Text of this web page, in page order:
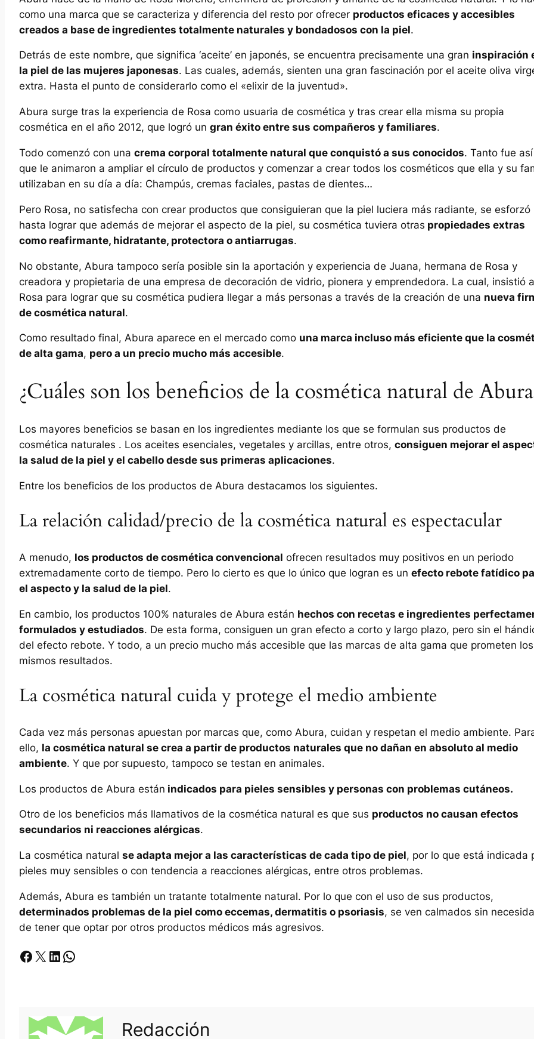
como una marca que se caracteriza y diferencia del resto por ofrecer productos eficaces y accesibles
creados a base de ingredientes totalmente naturales y bondadosos con la piel.
Detrás de este nombre, que significa ‘aceite’ en japonés, se encuentra precisamente una gran inspiración
la piel de las mujeres japonesas. Las cuales, además, sienten una gran fascinación por el aceite oliva
extra. Hasta el punto de considerarlo como el «elixir de la juventud».
Abura surge tras la experiencia de Rosa como usuaria de cosmética y tras crear ella misma su propia
cosmética en el año 2012, que logró un gran éxito entre sus compañeros y familiares.
Todo comenzó con una crema corporal totalmente natural que conquistó a sus conocidos. Tanto fue así
que le animaron a ampliar el círculo de productos y comenzar a crear todos los cosméticos que ella y su
utilizaban en su día a día: Champús, cremas faciales, pastas de dientes…
Pero Rosa, no satisfecha con crear productos que consiguieran que la piel luciera más radiante, se esforzó
hasta lograr que además de mejorar el aspecto de la piel, su cosmética tuviera otras propiedades extras
como reafirmante, hidratante, protectora o antiarrugas.
No obstante, Abura tampoco sería posible sin la aportación y experiencia de Juana, hermana de Rosa y
creadora y propietaria de una empresa de decoración de vidrio, pionera y emprendedora. La cual, insistió a
Rosa para lograr que su cosmética pudiera llegar a más personas a través de la creación de una nueva
de cosmética natural.
Como resultado final, Abura aparece en el mercado como una marca incluso más eficiente que la
de alta gama, pero a un precio mucho más accesible.
¿Cuáles son los beneficios de la cosmética natural de
Los mayores beneficios se basan en los ingredientes mediante los que se formulan sus productos de
cosmética naturales . Los aceites esenciales, vegetales y arcillas, entre otros, consiguen mejorar el
la salud de la piel y el cabello desde sus primeras aplicaciones.
Entre los beneficios de los productos de Abura destacamos los siguientes.
La relación calidad/precio de la cosmética natural es espectacular
A menudo, los productos de cosmética convencional ofrecen resultados muy positivos en un periodo
extremadamente corto de tiempo. Pero lo cierto es que lo único que logran es un efecto rebote fatídico
el aspecto y la salud de la piel.
En cambio, los productos 100% naturales de Abura están hechos con recetas e ingredientes
formulados y estudiados. De esta forma, consiguen un gran efecto a corto y largo plazo, pero sin el
del efecto rebote. Y todo, a un precio mucho más accesible que las marcas de alta gama que prometen los
mismos resultados.
La cosmética natural cuida y protege el medio ambiente
Cada vez más personas apuestan por marcas que, como Abura, cuidan y respetan el medio ambiente.
ello, la cosmética natural se crea a partir de productos naturales que no dañan en absoluto al medio
ambiente. Y que por supuesto, tampoco se testan en animales.
Los productos de Abura están indicados para pieles sensibles y personas con problemas cutáneos.
Otro de los beneficios más llamativos de la cosmética natural es que sus productos no causan efectos
secundarios ni reacciones alérgicas.
La cosmética natural se adapta mejor a las características de cada tipo de piel, por lo que está indicada
pieles muy sensibles o con tendencia a reacciones alérgicas, entre otros problemas.
Además, Abura es también un tratante totalmente natural. Por lo que con el uso de sus productos,
determinados problemas de la piel como eccemas, dermatitis o psoriasis, se ven calmados sin
de tener que optar por otros productos médicos más agresivos.
Facebook X LinkedIn Whatsapp
Redacción